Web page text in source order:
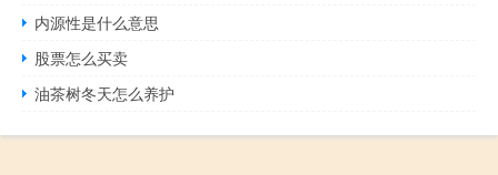
内源性是什么意思
股票怎么买卖
油茶树冬天怎么养护